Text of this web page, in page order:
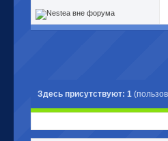
Здесь присутствуют: 1